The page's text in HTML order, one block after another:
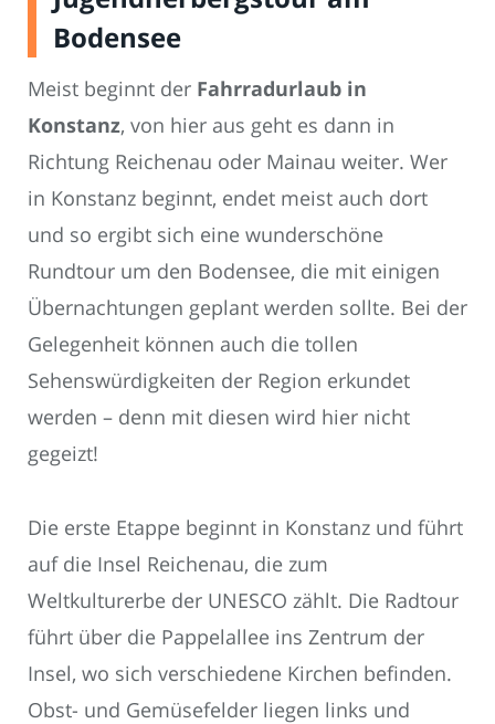
Bodensee
Meist beginnt der Fahrradurlaub in
Konstanz, von hier aus geht es dann in
Richtung Reichenau oder Mainau weiter. Wer
in Konstanz beginnt, endet meist auch dort
und so ergibt sich eine wunderschöne
Rundtour um den Bodensee, die mit einigen
Übernachtungen geplant werden sollte. Bei der
Gelegenheit können auch die tollen
Sehenswürdigkeiten der Region erkundet
werden – denn mit diesen wird hier nicht
gegeizt!
Die erste Etappe beginnt in Konstanz und führt
auf die Insel Reichenau, die zum
Weltkulturerbe der UNESCO zählt. Die Radtour
führt über die Pappelallee ins Zentrum der
Insel, wo sich verschiedene Kirchen befinden.
Obst- und Gemüsefelder liegen links und